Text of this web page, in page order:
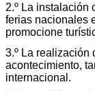
2.º La instalación
ferias nacionales
promocione
3.º La realización
acontecimiento,
internacional.